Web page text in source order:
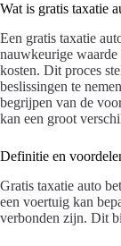
Wat is gratis taxatie
Een gratis taxatie
nauwkeurige
kosten. Dit proces
beslissingen te
begrijpen van de
kan een groot
Definitie en
Gratis taxatie auto
een voertuig kan
verbonden zijn. Dit